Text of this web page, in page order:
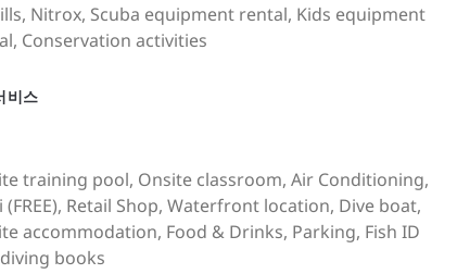
Nitrox, Scuba equipment rental, Kids equipment
Conservation activities
비스
training pool, Onsite classroom, Air Conditioning,
(FREE), Retail Shop, Waterfront location, Dive boat,
accommodation, Food & Drinks, Parking, Fish ID
books